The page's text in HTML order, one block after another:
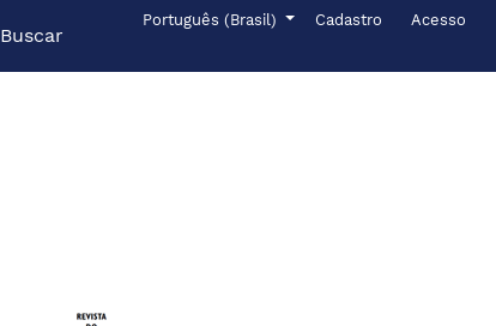
Idioma
Português (Brasil)
Menu de Cadastro Acesso
Buscar